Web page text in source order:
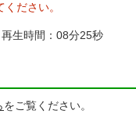
ださい。
生時間：08分25秒
をご覧ください。